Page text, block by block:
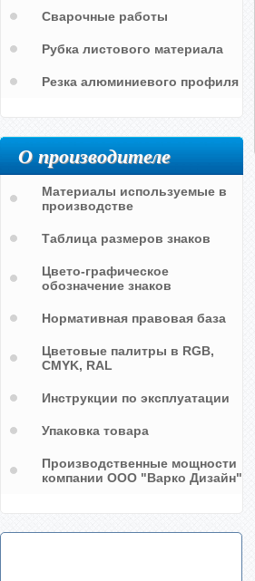
Сварочные работы
Рубка листового материала
Резка алюминиевого профиля
О производителе
Материалы используемые в
производстве
Таблица размеров знаков
Цвето-графическое
обозначение знаков
Нормативная правовая база
Цветовые палитры в RGB,
CMYK, RAL
Инструкции по эксплуатации
Упаковка товара
Производственные мощности
компании ООО "Варко Дизайн"